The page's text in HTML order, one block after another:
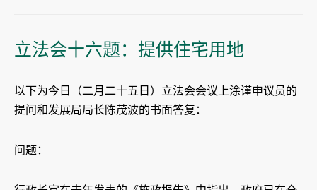
立法会十六题：提供住宅用地
以下为今日（二月二十五日）立法会会议上涂谨申议员的
提问和发展局局长陈茂波的书面答复：
问题：